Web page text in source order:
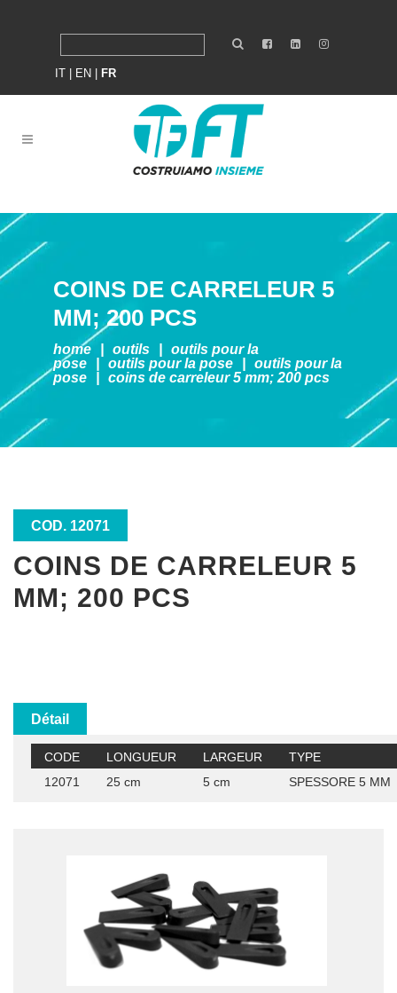
IT EN FR
COINS DE CARRELEUR 5
MM; 200 PCS
home outils
outils pour la
pose
outils pour la pose
outils pour la
pose
coins de carreleur 5 mm; 200 pcs
COD. 12071
COINS DE CARRELEUR 5
MM; 200 PCS
Détail
CODE LONGUEUR LARGEUR
TYPE
12071
25 cm 5 cm SPESSORE 5 MM